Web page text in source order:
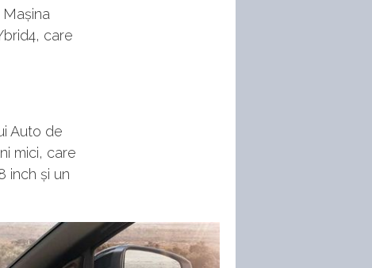
care
Auto de
mici, care
inch și un